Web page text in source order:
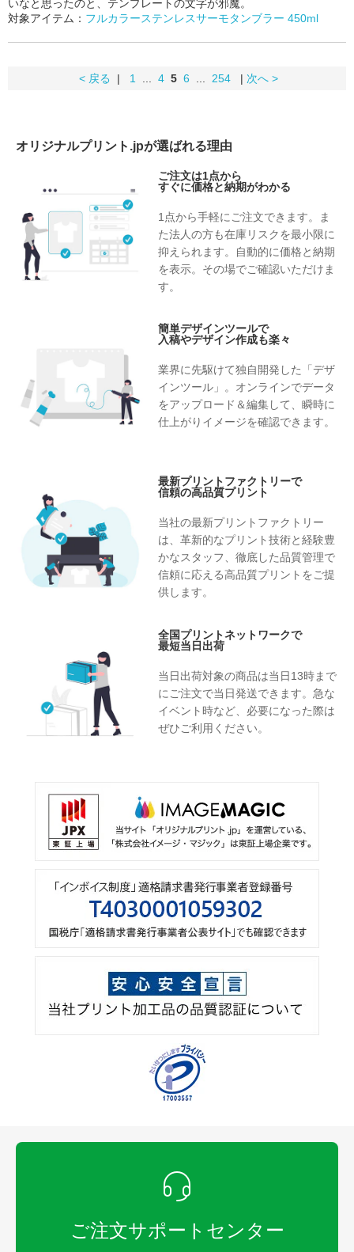
いなと思ったのと、テンプレートの文字が邪魔。
対象アイテム： フルカラーステンレスサーモタンブラー 450ml
< 戻る | 1 4 5 6 254 | 次へ >
オリジナルプリント.jpが選ばれる理由
ご注文は1点から
すぐに価格と納期がわかる
1点から手軽にご注文できます。ま
た法人の方も在庫リスクを最小限に
抑えられます。自動的に価格と納期
を表示。その場でご確認いただけま
す。
簡単デザインツールで
入稿やデザイン作成も楽々
業界に先駆けて独自開発した「デザ
インツール」。オンラインでデータ
をアップロード＆編集して、瞬時に
仕上がりイメージを確認できます。
最新プリントファクトリーで
信頼の高品質プリント
当社の最新プリントファクトリー
は、革新的なプリント技術と経験豊
かなスタッフ、徹底した品質管理で
信頼に応える高品質プリントをご提
供します。
全国プリントネットワークで
最短当日出荷
当日出荷対象の商品は当日13時まで
にご注文で当日発送できます。急な
イベント時など、必要になった際は
ぜひご利用ください。
ご注文サポートセンター